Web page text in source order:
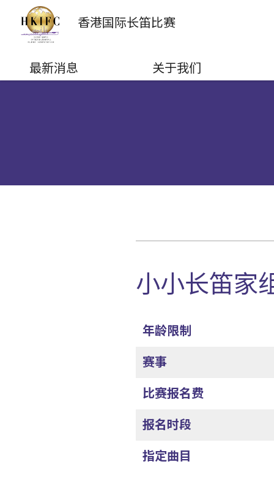
香港国际长笛比赛
最新消息 关于我们
小小长笛家
年龄限制
赛事
比赛报名费
报名时段
指定曲目